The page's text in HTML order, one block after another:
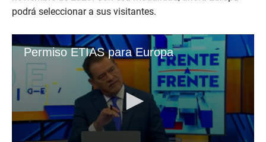
podrá seleccionar a sus visitantes.